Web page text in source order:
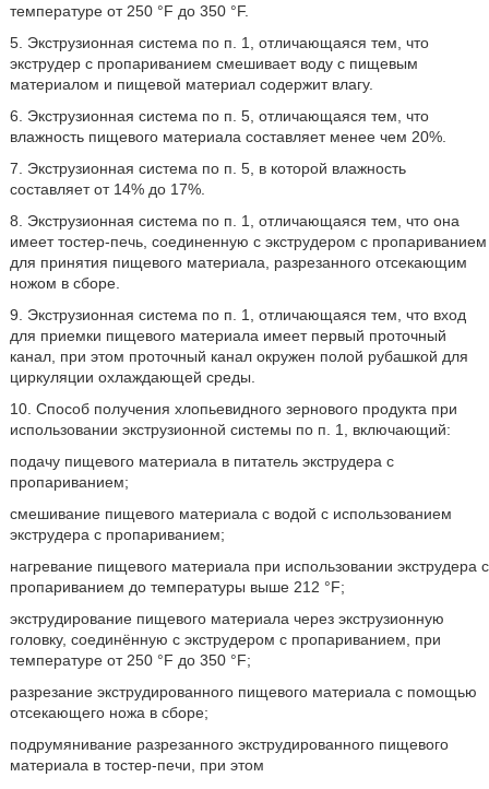
температуре от 250 °F до 350 °F.
5. Экструзионная система по п. 1, отличающаяся тем, что
экструдер с пропариванием смешивает воду с пищевым
материалом и пищевой материал содержит влагу.
6. Экструзионная система по п. 5, отличающаяся тем, что
влажность пищевого материала составляет менее чем 20%.
7. Экструзионная система по п. 5, в которой влажность
составляет от 14% до 17%.
8. Экструзионная система по п. 1, отличающаяся тем, что она
имеет тостер-печь, соединенную с экструдером с пропариванием
для принятия пищевого материала, разрезанного отсекающим
ножом в сборе.
9. Экструзионная система по п. 1, отличающаяся тем, что вход
для приемки пищевого материала имеет первый проточный
канал, при этом проточный канал окружен полой рубашкой для
циркуляции охлаждающей среды.
10. Способ получения хлопьевидного зернового продукта при
использовании экструзионной системы по п. 1, включающий:
подачу пищевого материала в питатель экструдера с
пропариванием;
смешивание пищевого материала с водой с использованием
экструдера с пропариванием;
нагревание пищевого материала при использовании экструдера с
пропариванием до температуры выше 212 °F;
экструдирование пищевого материала через экструзионную
головку, соединённую с экструдером с пропариванием, при
температуре от 250 °F до 350 °F;
разрезание экструдированного пищевого материала с помощью
отсекающего ножа в сборе;
подрумянивание разрезанного экструдированного пищевого
материала в тостер-печи, при этом